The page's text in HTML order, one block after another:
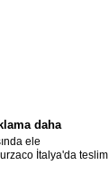
daha
ele
İtalya'da teslim